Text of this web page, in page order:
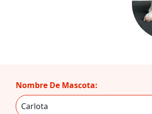
Nombre De Mascota: